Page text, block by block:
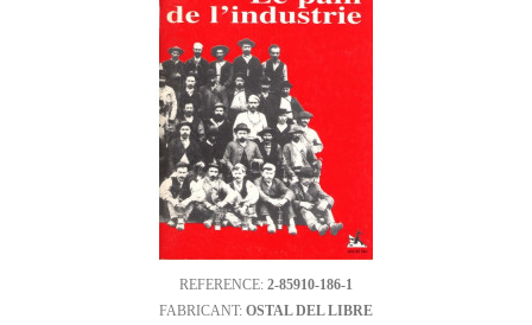
REFERENCE: 2-85910-186-1
FABRICANT: OSTAL DEL LIBRE